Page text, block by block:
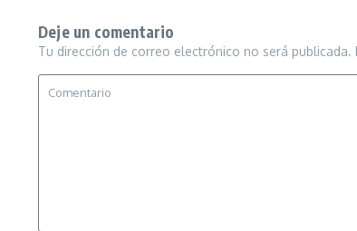
Deje un comentario
Tu dirección de correo electrónico no será publicada.